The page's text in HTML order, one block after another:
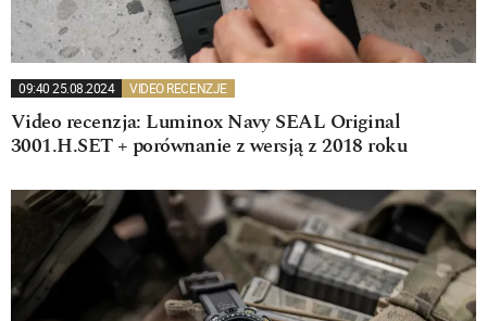
09:40 25.08.2024 VIDEO RECENZJE
Video recenzja: Luminox Navy SEAL Original
3001.H.SET + porównanie z wersją z 2018 roku